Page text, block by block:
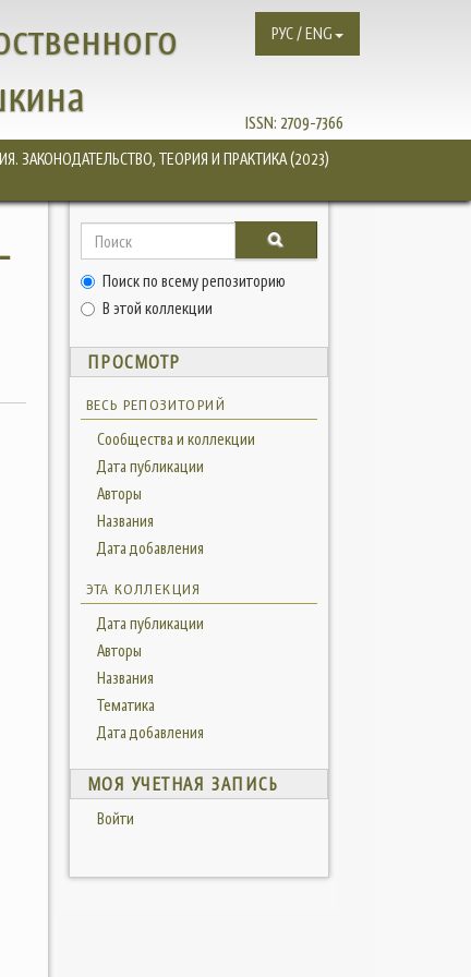
ISSN: 2709-7366
РУС / ENG
ЗАКОНОДАТЕЛЬСТВО, ТЕОРИЯ И ПРАКТИКА (2023)
Поиск по всему репозиторию
В этой коллекции
ПРОСМОТР
ВЕСЬ РЕПОЗИТОРИЙ
Сообщества и коллекции
Дата публикации
Авторы
Названия
Дата добавления
ЭТА КОЛЛЕКЦИЯ
Дата публикации
Авторы
Названия
Тематика
Дата добавления
МОЯ УЧЕТНАЯ ЗАПИСЬ
Войти